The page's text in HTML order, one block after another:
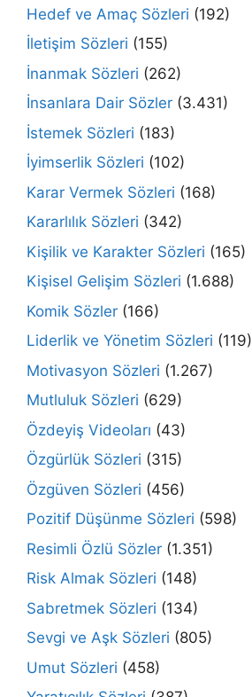
Hedef ve Amaç Sözleri (192)
İletişim Sözleri (155)
İnanmak Sözleri (262)
İnsanlara Dair Sözler (3.431)
İstemek Sözleri (183)
İyimserlik Sözleri (102)
Karar Vermek Sözleri (168)
Kararlılık Sözleri (342)
Kişilik ve Karakter Sözleri (165)
Kişisel Gelişim Sözleri (1.688)
Komik Sözler (166)
Liderlik ve Yönetim Sözleri (119)
Motivasyon Sözleri (1.267)
Mutluluk Sözleri (629)
Özdeyiş Videoları (43)
Özgürlük Sözleri (315)
Özgüven Sözleri (456)
Pozitif Düşünme Sözleri (598)
Resimli Özlü Sözler (1.351)
Risk Almak Sözleri (148)
Sabretmek Sözleri (134)
Sevgi ve Aşk Sözleri (805)
Umut Sözleri (458)